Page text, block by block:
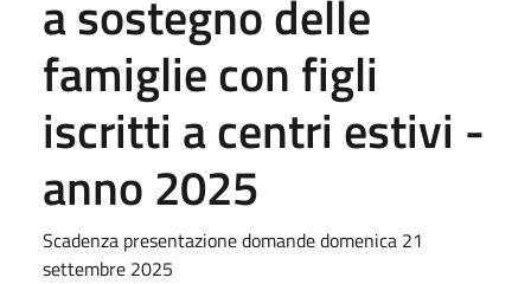
a sostegno delle
famiglie con figli
iscritti a centri estivi -
anno 2025
Scadenza presentazione domande domenica 21
settembre 2025